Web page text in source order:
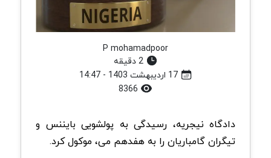
P mohamadpoor
2 دقیقه
17 اردیبهشت 1403 - 14:47
دادگاه نیجریه، رسیدگی به پولشویی بایننس و
تیگران گامباریان را به هفدهم می، موکول کرد.